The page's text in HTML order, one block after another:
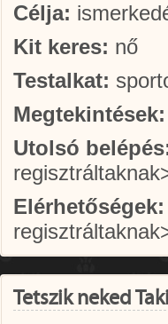
Célja:
Kit keres: nő
Testalkat:
Megtekintések:
Utolsó
Elérhetőségek:
Tetszik neked